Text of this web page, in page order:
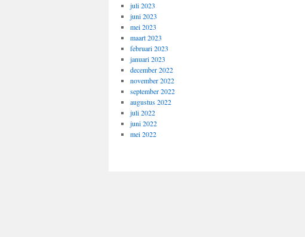
juli 2023
juni 2023
mei 2023
maart 2023
februari 2023
januari 2023
december 2022
november 2022
september 2022
augustus 2022
juli 2022
juni 2022
mei 2022